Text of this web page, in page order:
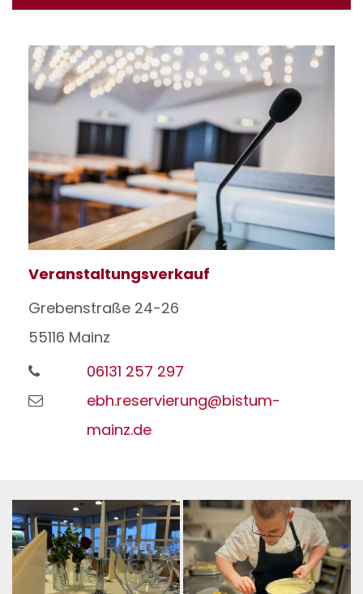
Veranstaltungsverkauf
Grebenstraße 24-26
55116 Mainz
06131 257 297
ebh.reservierung@bistum-
mainz.de